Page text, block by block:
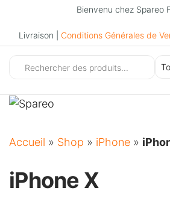
Bienvenu chez Spareo
Livraison | Conditions Générales de
Accueil » Shop » iPhone »
iPhone X